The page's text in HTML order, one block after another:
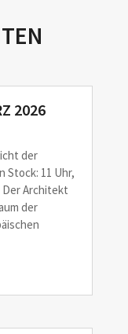
2026
der
Stock: 11 Uhr,
Architekt
der